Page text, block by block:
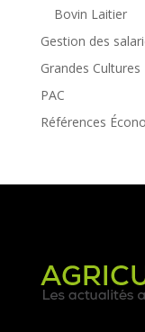
Bovin Laitier
Gestion des
Grandes Cultures
PAC
Références